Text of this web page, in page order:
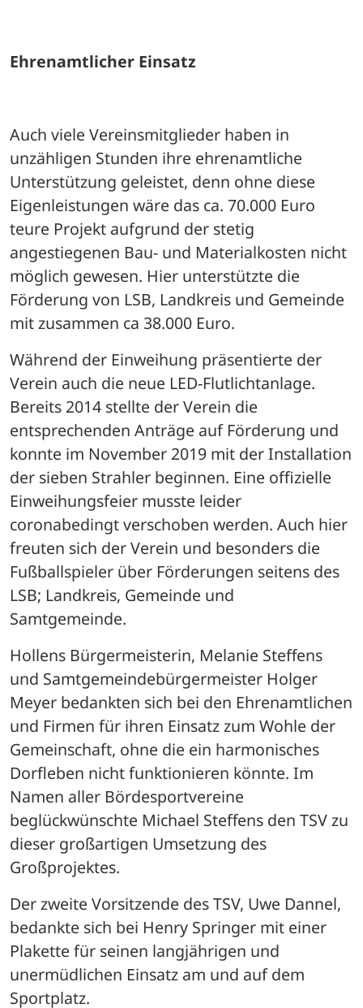
Ehrenamtlicher Einsatz
Auch viele Vereinsmitglieder haben in
unzähligen Stunden ihre ehrenamtliche
Unterstützung geleistet, denn ohne diese
Eigenleistungen wäre das ca. 70.000 Euro
teure Projekt aufgrund der stetig
angestiegenen Bau- und Materialkosten nicht
möglich gewesen. Hier unterstützte die
Förderung von LSB, Landkreis und Gemeinde
mit zusammen ca 38.000 Euro.
Während der Einweihung präsentierte der
Verein auch die neue LED-Flutlichtanlage.
Bereits 2014 stellte der Verein die
entsprechenden Anträge auf Förderung und
konnte im November 2019 mit der Installation
der sieben Strahler beginnen. Eine offizielle
Einweihungsfeier musste leider
coronabedingt verschoben werden. Auch hier
freuten sich der Verein und besonders die
Fußballspieler über Förderungen seitens des
LSB; Landkreis, Gemeinde und
Samtgemeinde.
Hollens Bürgermeisterin, Melanie Steffens
und Samtgemeindebürgermeister Holger
Meyer bedankten sich bei den Ehrenamtlichen
und Firmen für ihren Einsatz zum Wohle der
Gemeinschaft, ohne die ein harmonisches
Dorfleben nicht funktionieren könnte. Im
Namen aller Bördesportvereine
beglückwünschte Michael Steffens den TSV zu
dieser großartigen Umsetzung des
Großprojektes.
Der zweite Vorsitzende des TSV, Uwe Dannel,
bedankte sich bei Henry Springer mit einer
Plakette für seinen langjährigen und
unermüdlichen Einsatz am und auf dem
Sportplatz.